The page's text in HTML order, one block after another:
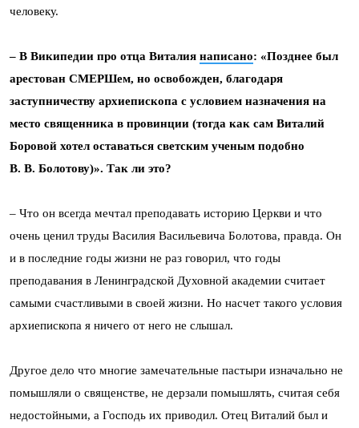
человеку.
– В Википедии про отца Виталия написано: «Позднее был
арестован СМЕРШем, но освобожден, благодаря
заступничеству архиепископа с условием назначения на
место священника в провинции (тогда как сам Виталий
Боровой хотел оставаться светским ученым подобно
В. В. Болотову)». Так ли это?
– Что он всегда мечтал преподавать историю Церкви и что
очень ценил труды Василия Васильевича Болотова, правда. Он
и в последние годы жизни не раз говорил, что годы
преподавания в Ленинградской Духовной академии считает
самыми счастливыми в своей жизни. Но насчет такого условия
архиепископа я ничего от него не слышал.
Другое дело что многие замечательные пастыри изначально не
помышляли о священстве, не дерзали помышлять, считая себя
недостойными, а Господь их приводил. Отец Виталий был и